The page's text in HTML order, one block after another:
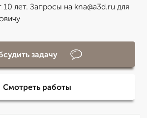
лет. Запросы на kna@a3d.ru для
задачу
Смотреть работы